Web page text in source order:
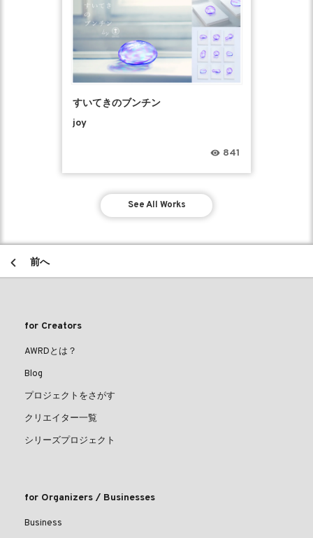
すいてきのブンチン
joy
841
See All Works
前へ
for Creators
AWRDとは？
Blog
プロジェクトをさがす
クリエイター一覧
シリーズプロジェクト
for Organizers / Businesses
Business